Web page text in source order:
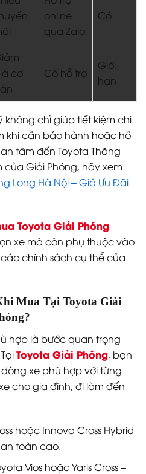
online
qua Zalo
Có
cơ
Có hỗ trợ
Giới
hạn
chỉ giúp tiết kiệm chi
khi cần bảo hành hoặc hỗ
tâm đến Toyota Thăng
Giải Phóng, hãy xem
Long Hà Nội – Giá Ưu Đãi
Toyota Giải Phóng
xe mà còn phụ thuộc vào
chính sách cụ thể của
Mua Tại Toyota Giải
hợp là bước quan trọng
Toyota Giải Phóng, bạn
xe phù hợp với từng
cho gia đình, đi làm đến
hoặc Innova Cross Hybrid
toàn cao.
Vios hoặc Yaris Cross –